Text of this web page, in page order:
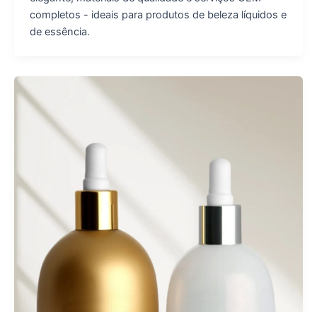
completos - ideais para produtos de beleza líquidos e
de essência.